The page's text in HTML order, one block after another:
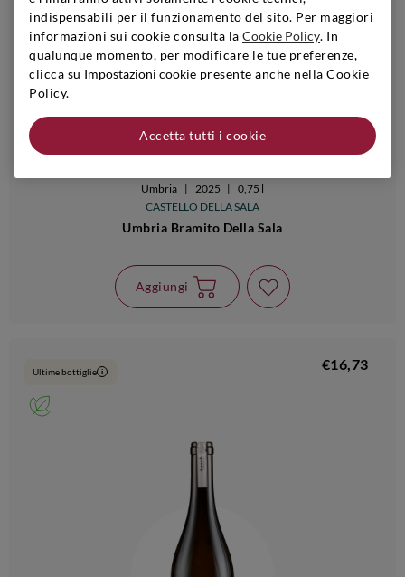
Umbria | 2025 |
0,75 l
CASTELLO DELLA SALA
Umbria Bramito Della Sala
Aggiungi
Ultime bottiglie i €16,73
indispensabili per il funzionamento del sito. Per maggiori
informazioni sui cookie consulta la Cookie Policy. In
qualunque momento, per modificare le tue preferenze,
clicca su Impostazioni cookie presente anche nella Cookie
Policy.
Accetta tutti i cookie